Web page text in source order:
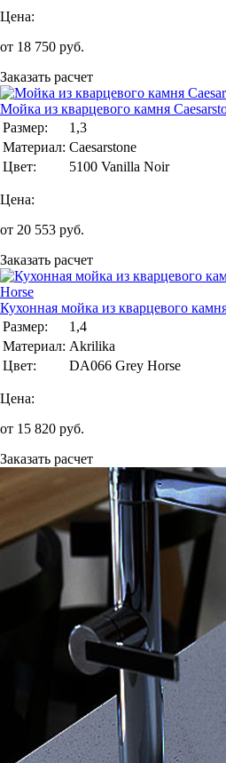
Цена:
от 18 750 руб.
Заказать расчет
Мойка из кварцевого камня
Размер:
1,3
Материал: Caesarstone
Цвет:
5100 Vanilla Noir
Цена:
от 20 553 руб.
Заказать расчет
Кухонная мойка из кварцевого
Размер:
1,4
Материал: Akrilika
Цвет:
DA066 Grey Horse
Цена:
от 15 820 руб.
Заказать расчет